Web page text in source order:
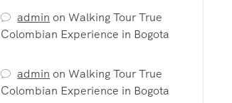
admin onWalking Tour True
Colombian Experience in Bogota
admin onWalking Tour True
Colombian Experience in Bogota